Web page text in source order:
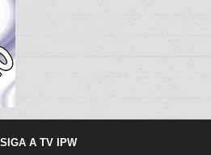
SIGA A TV IPW